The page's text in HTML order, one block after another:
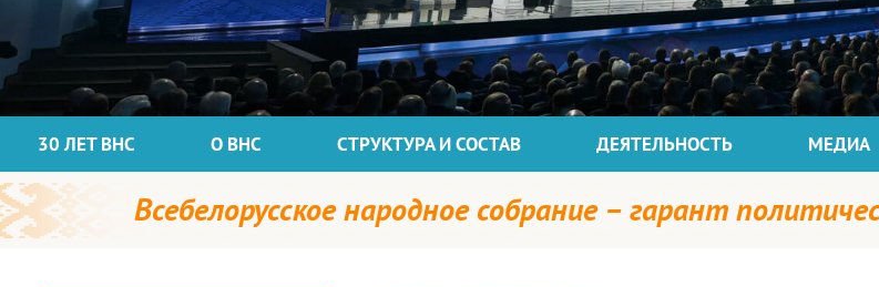
30 ЛЕТ ВНС О ВНС СТРУКТУРА И СОСТАВ ДЕЯТЕЛЬНОСТЬ МЕДИА
Всебелорусское народное собрание – гарант